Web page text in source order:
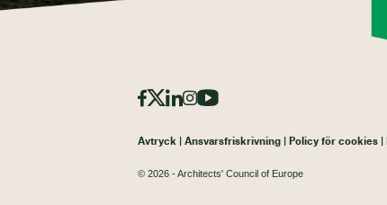
Avtryck Ansvarsfriskrivning Policy för cookies
© 2026 - Architects' Council of Europe